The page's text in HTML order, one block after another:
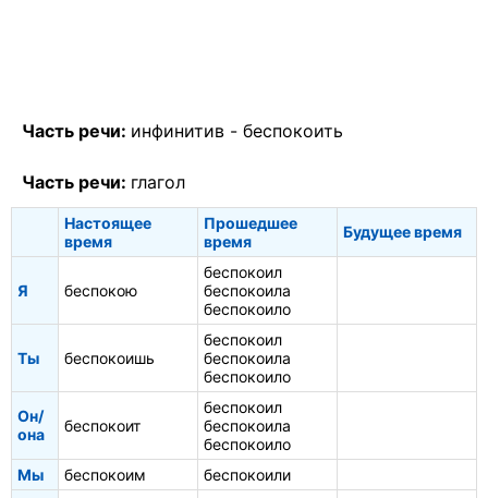
Часть речи: инфинитив - беспокоить
Часть речи: глагол
Настоящее
время
Прошедшее
время
Будущее время
Я беспокою
беспокоил
беспокоила
беспокоило
Ты беспокоишь
беспокоил
беспокоила
беспокоило
Он/
она
беспокоит
беспокоил
беспокоила
беспокоило
Мы
беспокоим
беспокоили